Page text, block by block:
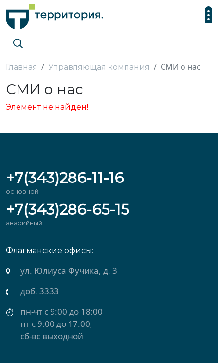
Главная Управляющая компания СМИ о нас
СМИ о нас
Элемент не найден!
+7(343)286-11-16
основной
+7(343)286-65-15
аварийный
Флагманские офисы:
ул. Юлиуса Фучика, д. 3
доб. 3333
пн-чт с 9:00 до 18:00
пт с 9:00 до 17:00;
сб-вс выходной